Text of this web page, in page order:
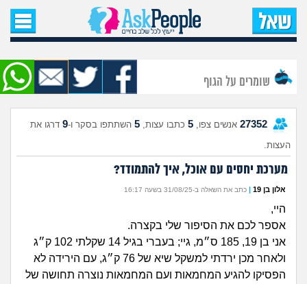
עמוד הבית
שאל שאלה
שאלות חדשות
שאלות שעוררו עניין
עצות חדשות
מתחם הטיפים
מדורים
שומרים על הגוף
27352 אנשים צפו, 5 כתבו עצות, 5 השתתפו בסקר ו-9 דרגו את
העצות.
מערכת יחסים עם אוכל, איך להתמודד?
אלון בן 19 | כתב את השאלה ב-31/08/25 בשעה 16:17
היי,
אספר לכם את הסיפור שלי בקצרה.
אני בן 19, 185 ס״מ, גיי; בעברי בגיל 14 שקלתי 102 ק״ג
ולאחר מכן ירדתי למשקל שיא של 76 ק״ג, עם הירידה לא
הפסיקו להגיע המחמאות ועם המחמאות נוצרה תחושה של